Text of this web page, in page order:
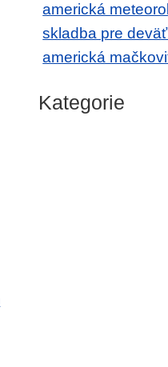
americká
skladba pre
americká
Kategorie